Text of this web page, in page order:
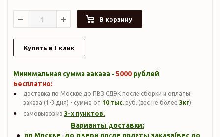
В корзину
Купить в 1 клик
Минимальная сумма заказа - 5000 рублей
Бесплатно:
доставка по Москве до ПВЗ СДЭК после сборки и оплаты
заказа (1-3 дня) - сумма от 10 тыс. руб. (вес не более 3кг)
самовывоз из 3-х пунктов.
Варианты доставки:
по Москве, до двери после оплаты заказа(вес до